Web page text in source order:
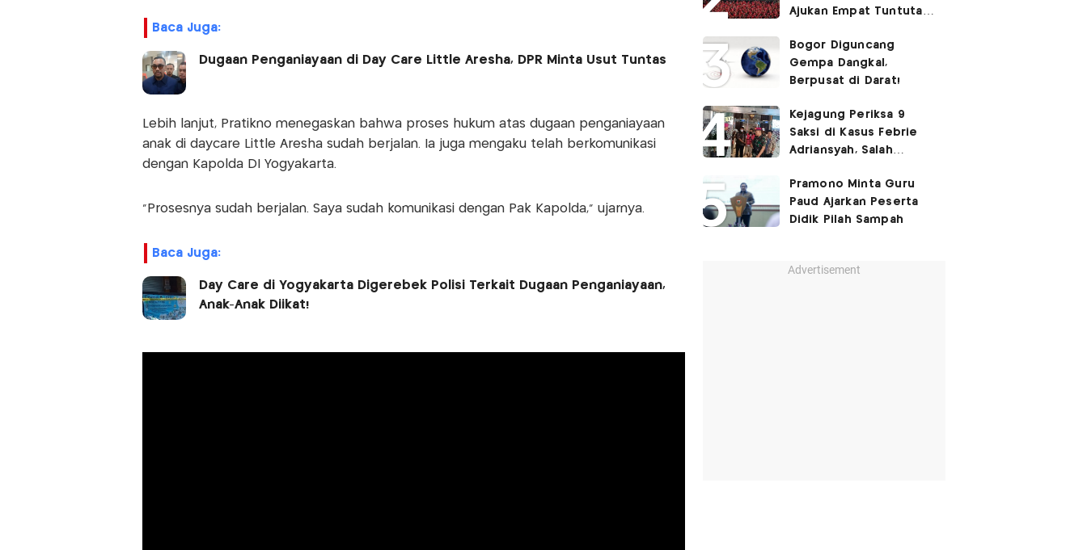
Baca Juga:
Dugaan Penganiayaan di Day Care Little Aresha, DPR Minta Usut Tuntas
Lebih lanjut, Pratikno menegaskan bahwa proses hukum atas dugaan penganiayaan
anak di daycare Little Aresha sudah berjalan. Ia juga mengaku telah berkomunikasi
dengan Kapolda DI Yogyakarta.
“Prosesnya sudah berjalan. Saya sudah komunikasi dengan Pak Kapolda,” ujarnya.
Baca Juga:
Day Care di Yogyakarta Digerebek Polisi Terkait Dugaan Penganiayaan,
Anak-Anak Diikat!
Ajukan Empat Tuntutan
Bogor Diguncang
Gempa Dangkal,
Berpusat di Darat!
Kejagung Periksa 9
Saksi di Kasus Febrie
Adriansyah, Salah
Pramono Minta Guru
Paud Ajarkan Peserta
Didik Pilah Sampah
Advertisement